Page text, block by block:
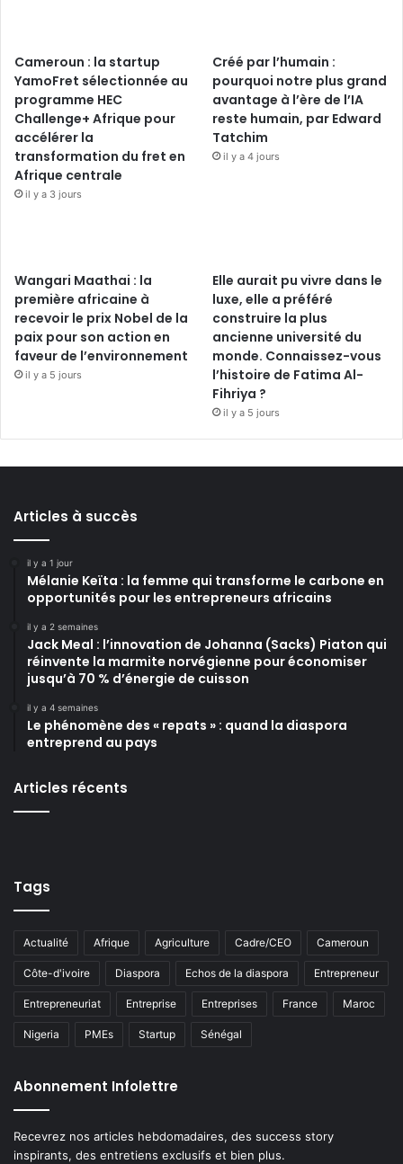
Cameroun : la startup
YamoFret sélectionnée au
programme HEC
Challenge+ Afrique pour
accélérer la
transformation du fret en
Afrique centrale
il y a 3 jours
Créé par l’humain :
pourquoi notre plus grand
avantage à l’ère de l’IA
reste humain, par Edward
Tatchim
il y a 4 jours
Wangari Maathai : la
première africaine à
recevoir le prix Nobel de la
paix pour son action en
faveur de l’environnement
il y a 5 jours
Elle aurait pu vivre dans le
luxe, elle a préféré
construire la plus
ancienne université du
monde. Connaissez-vous
l’histoire de Fatima Al-
Fihriya ?
il y a 5 jours
Articles à succès
il y a 1 jour
Mélanie Keïta : la femme qui transforme le carbone en
opportunités pour les entrepreneurs africains
il y a 2 semaines
Jack Meal : l’innovation de Johanna (Sacks) Piaton qui
réinvente la marmite norvégienne pour économiser
jusqu’à 70 % d’énergie de cuisson
il y a 4 semaines
Le phénomène des « repats » : quand la diaspora
entreprend au pays
Articles récents
Tags
Actualité Afrique Agriculture Cadre/CEO Cameroun
Côte-d'ivoire Diaspora Echos de la diaspora Entrepreneur
Entrepreneuriat Entreprise Entreprises France Maroc
Nigeria PMEs Startup Sénégal
Abonnement Infolettre
Recevrez nos articles hebdomadaires, des success story
inspirants, des entretiens exclusifs et bien plus.